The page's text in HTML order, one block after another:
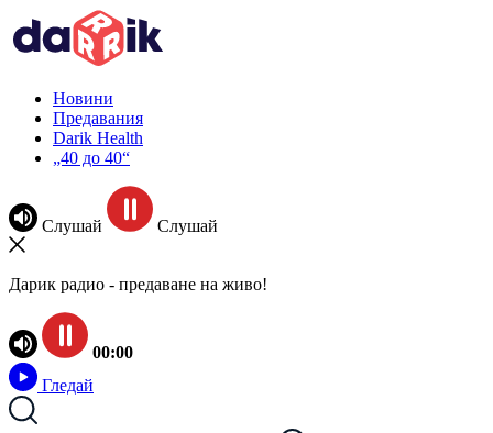
Новини
Предавания
Darik Health
„40 до 40“
Слушай Слушай
Дарик радио - предаване на живо!
00:00
Гледай